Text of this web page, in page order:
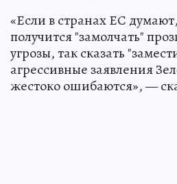
«Если в странах ЕС
получится "замолчать"
угрозы, так сказать
агрессивные заявления
жестоко ошибаются», —